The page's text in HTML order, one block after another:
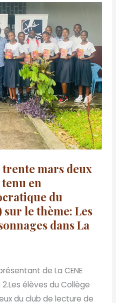
mars deux
en
du
sur le thème: Les
dans La
de La CENE
élèves du Collège
du club de lecture de